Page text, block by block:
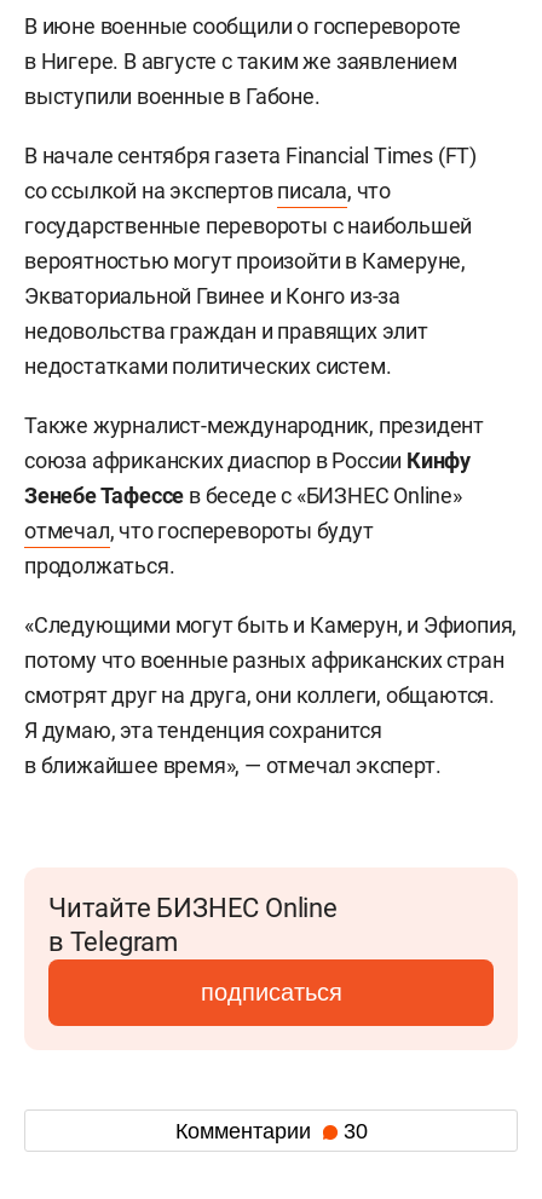
В июне военные сообщили о госперевороте
в Нигере. В августе с таким же заявлением
выступили военные в Габоне.
В начале сентября газета Financial Times (FT)
со ссылкой на экспертовписала, что
государственные перевороты с наибольшей
вероятностью могут произойти в Камеруне,
Экваториальной Гвинее и Конго из-за
недовольства граждан и правящих элит
недостатками политических систем.
Также журналист-международник, президент
союза африканских диаспор в России Кинфу
Зенебе Тафессе в беседе с «БИЗНЕС Online»
отмечал, что госперевороты будут
продолжаться.
«Следующими могут быть и Камерун, и Эфиопия,
потому что военные разных африканских стран
смотрят друг на друга, они коллеги, общаются.
Я думаю, эта тенденция сохранится
в ближайшее время», — отмечал эксперт.
Читайте БИЗНЕС Online
в Telegram
подписаться
Комментарии 30